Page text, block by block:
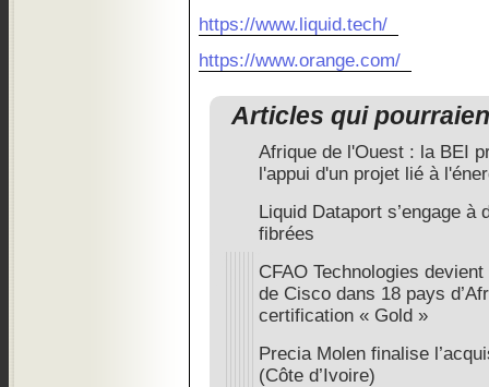
https://www.liquid.tech/
https://www.orange.com/
Articles qui
Afrique de l'Ouest : la BEI
l'appui d'un projet lié à
Liquid Dataport s’engage
fibrées
CFAO Technologies
de Cisco dans 18 pays
certification « Gold »
Precia Molen finalise
(Côte d’Ivoire)